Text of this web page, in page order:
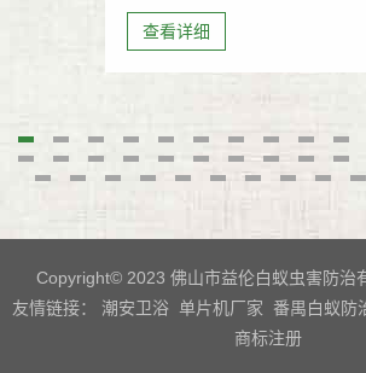
全隐患。很多企业发现白蚁后盲
杀，不仅效果不佳，还会导致白
查看详细
Copyright© 2023 佛山市益伦白蚁虫害防治
友情链接：
潮安卫浴 单片机厂家 番禺白蚁防
商标注册